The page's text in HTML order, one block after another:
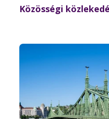
Közösségi